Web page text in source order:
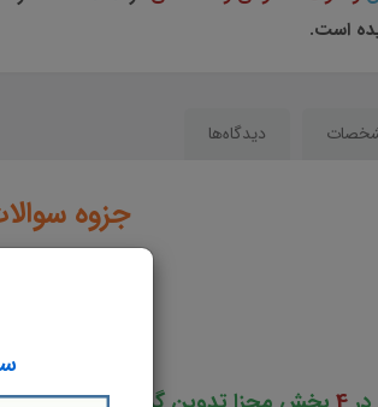
است.
دیدگاه‌ها
جزوه